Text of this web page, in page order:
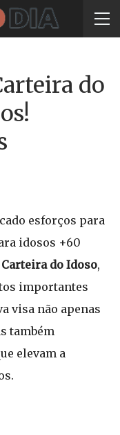
do
esforços para
idosos +60
Carteira do Idoso,
importantes
visa não apenas
também
elevam a